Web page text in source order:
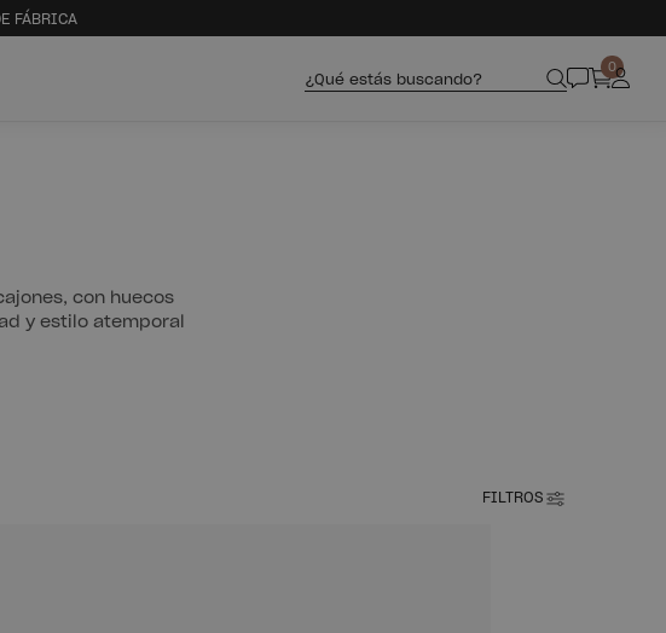
FÁBRICA
¿Qué estás buscando?
0
con huecos
y estilo atemporal
FILTROS